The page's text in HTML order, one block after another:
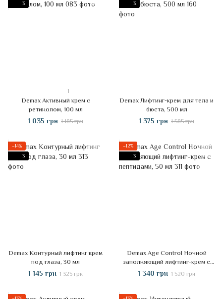
3
1
Demax Активный крем с
ретинолом, 100 мл
1 035 грн 1 185 грн
3
Demax Лифтинг-крем для тела и
бюста, 500 мл
1 375 грн 1 585 грн
−14%
3
Demax Контурный лифтинг крем
под глаза, 30 мл
1 145 грн 1 325 грн
−12%
3
Demax Age Control Ночной
заполняющий лифтинг-крем с
пептидами, 50 мл
1 340 грн 1 520 грн